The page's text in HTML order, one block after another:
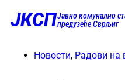
ЈКСПЈавно комунално
предузеће Сврљиг
Новости, Радови на